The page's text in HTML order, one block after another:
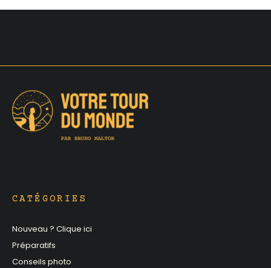
CATÉGORIES
Nouveau ? Clique ici
Préparatifs
Conseils photo